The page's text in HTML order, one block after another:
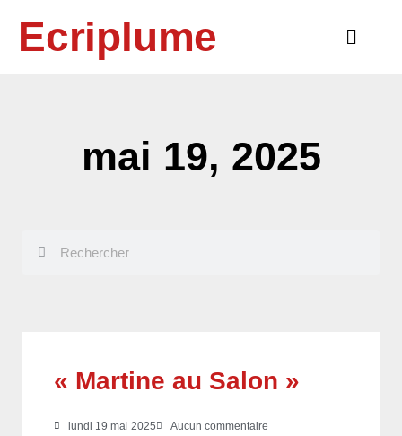
contenuEcriplume
Main
mai 19, 2025
« Martine au Salon »
lundi 19 mai 2025 Aucun commentaire